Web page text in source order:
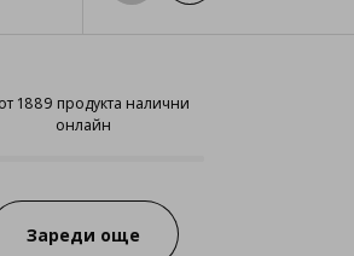
1889 продукта налични
онлайн
12 от 1889 продукта налични
Зареди още